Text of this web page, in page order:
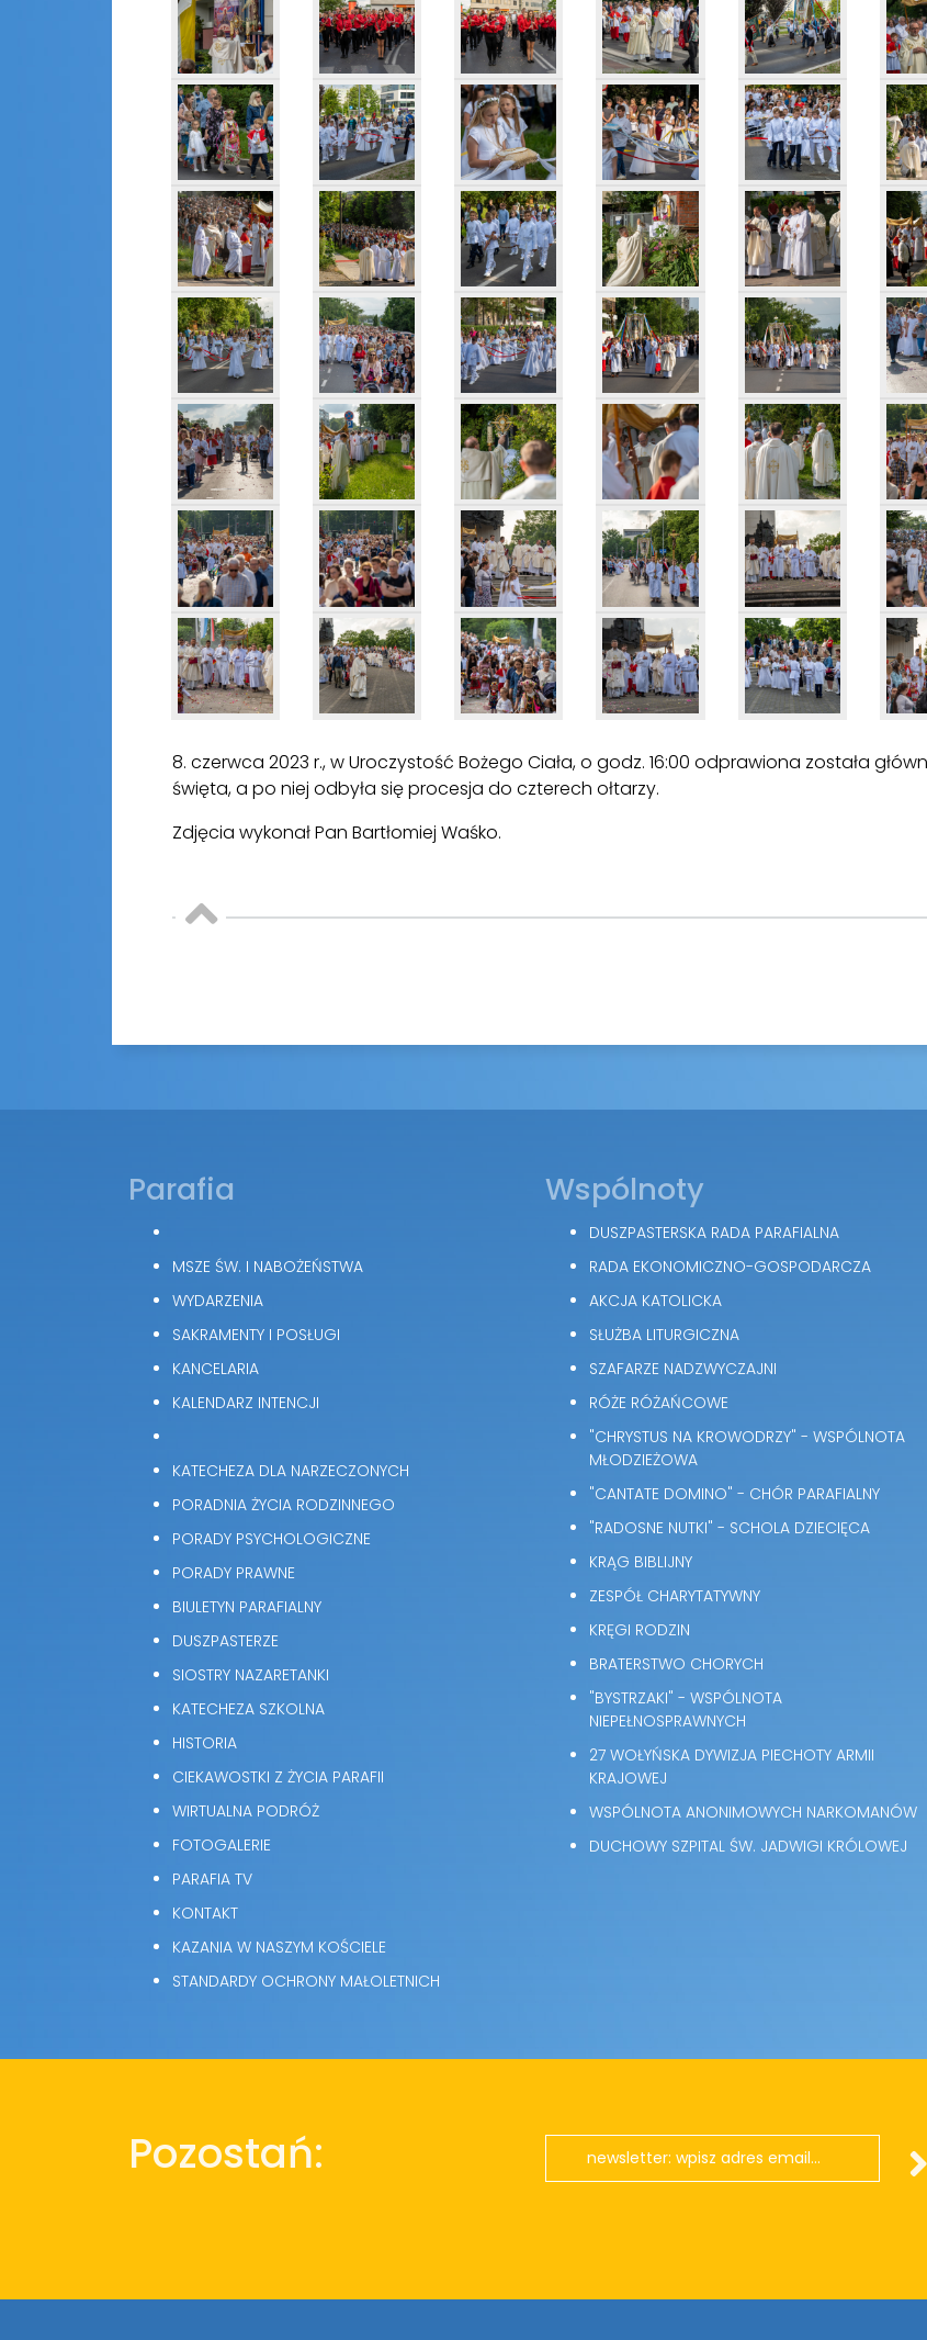
8. czerwca 2023 r., w Uroczystość Bożego Ciała, o godz. 16:00 odprawiona została
święta, a po niej odbyła się procesja do czterech ołtarzy.
Zdjęcia wykonał Pan Bartłomiej Waśko.
Parafia
MSZE ŚW. I NABOŻEŃSTWA
WYDARZENIA
SAKRAMENTY I POSŁUGI
KANCELARIA
KALENDARZ INTENCJI
KATECHEZA DLA NARZECZONYCH
PORADNIA ŻYCIA RODZINNEGO
PORADY PSYCHOLOGICZNE
PORADY PRAWNE
BIULETYN PARAFIALNY
DUSZPASTERZE
SIOSTRY NAZARETANKI
KATECHEZA SZKOLNA
HISTORIA
CIEKAWOSTKI Z ŻYCIA PARAFII
WIRTUALNA PODRÓŻ
FOTOGALERIE
PARAFIA TV
KONTAKT
KAZANIA W NASZYM KOŚCIELE
STANDARDY OCHRONY MAŁOLETNICH
Wspólnoty
DUSZPASTERSKA RADA PARAFIALNA
RADA EKONOMICZNO-GOSPODARCZA
AKCJA KATOLICKA
SŁUŻBA LITURGICZNA
SZAFARZE NADZWYCZAJNI
RÓŻE RÓŻAŃCOWE
"CHRYSTUS NA KROWODRZY" - WSPÓLNOTA
MŁODZIEŻOWA
"CANTATE DOMINO" - CHÓR PARAFIALNY
"RADOSNE NUTKI" - SCHOLA DZIECIĘCA
KRĄG BIBLIJNY
ZESPÓŁ CHARYTATYWNY
KRĘGI RODZIN
BRATERSTWO CHORYCH
"BYSTRZAKI" - WSPÓLNOTA
NIEPEŁNOSPRAWNYCH
27 WOŁYŃSKA DYWIZJA PIECHOTY ARMII
KRAJOWEJ
WSPÓLNOTA ANONIMOWYCH NARKOMANÓW
DUCHOWY SZPITAL ŚW. JADWIGI KRÓLOWEJ
Pozostań: